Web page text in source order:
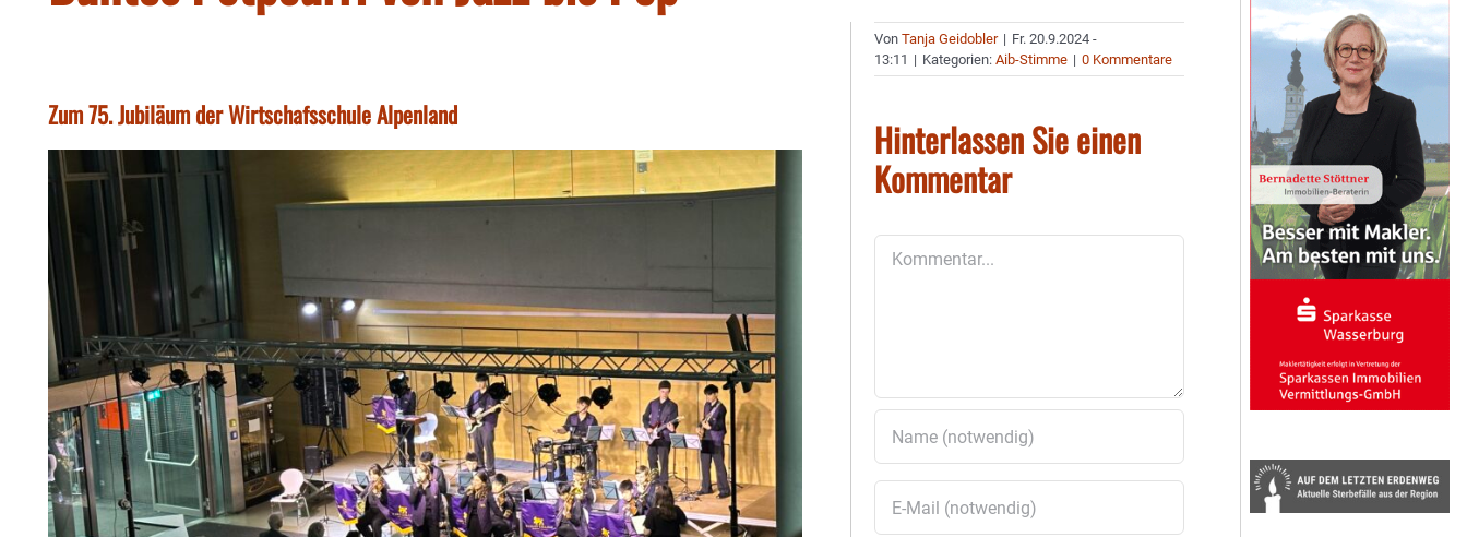
Zum 75. Jubiläum der Wirtschafsschule Alpenland
VonTanja Geidobler | Fr. 20.9.2024 -
13:11 | Kategorien:Aib-Stimme | 0 Kommentare
Hinterlassen Sie einen
Kommentar